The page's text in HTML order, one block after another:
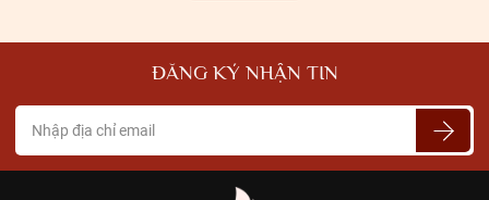
ĐĂNG KÝ NHẬN TIN